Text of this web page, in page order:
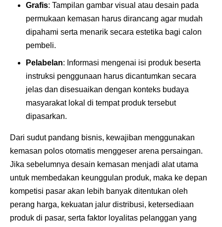
Grafis: Tampilan gambar visual atau desain pada
permukaan kemasan harus dirancang agar mudah
dipahami serta menarik secara estetika bagi calon
pembeli.
Pelabelan: Informasi mengenai isi produk beserta
instruksi penggunaan harus dicantumkan secara
jelas dan disesuaikan dengan konteks budaya
masyarakat lokal di tempat produk tersebut
dipasarkan.
Dari sudut pandang bisnis, kewajiban menggunakan
kemasan polos otomatis menggeser arena persaingan.
Jika sebelumnya desain kemasan menjadi alat utama
untuk membedakan keunggulan produk, maka ke depan
kompetisi pasar akan lebih banyak ditentukan oleh
perang harga, kekuatan jalur distribusi, ketersediaan
produk di pasar, serta faktor loyalitas pelanggan yang